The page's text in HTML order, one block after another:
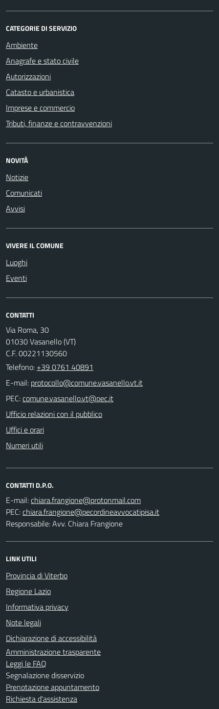
CATEGORIE DI SERVIZIO
Ambiente
Anagrafe e stato civile
Autorizzazioni
Catasto e urbanistica
Imprese e commercio
Tributi, finanze e contravvenzioni
NOVITÀ
Notizie
Comunicati
Avvisi
VIVERE IL COMUNE
Luoghi
Eventi
CONTATTI
Via Roma, 30
01030 Vasanello (VT)
C.F. 00221130560
Telefono: +39 0761 40891
E-mail:
PEC:
Ufficio relazioni con il pubblico
Uffici e orari
Numeri utili
CONTATTI D.P.O.
E-mail:
PEC:
Responsabile: Avv. Chiara Frangione
LINK UTILI
Provincia di Viterbo
Regione Lazio
Informativa privacy
Note legali
Dichiarazione di accessibilità
Amministrazione trasparente
Leggi le FAQ
Segnalazione disservizio
Prenotazione appuntamento
Richiesta d'assistenza